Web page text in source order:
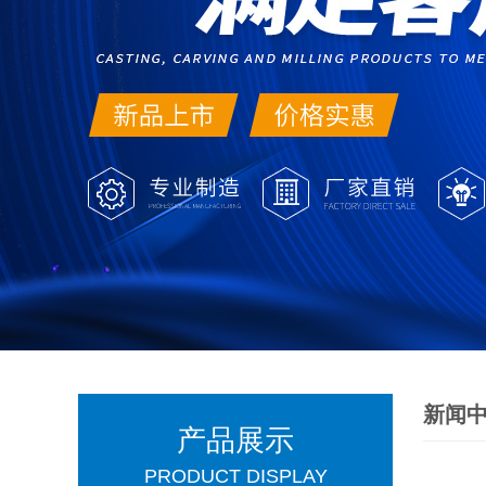
产品展示
PRODUCT DISPLAY
新闻